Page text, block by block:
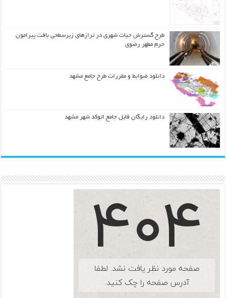
طرح گسترش حیات شهري در ترازهاي زیرسطحی بافت پیرامون
حرم مطهر رضوي
دانلود ضوابط و مقررات طرح جامع مشهد
دانلود رایگان فایل جامع اتوکد شهر مشهد